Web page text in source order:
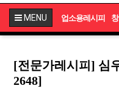
MENU 업소용레시피
[전문가레시피] 심
2648]